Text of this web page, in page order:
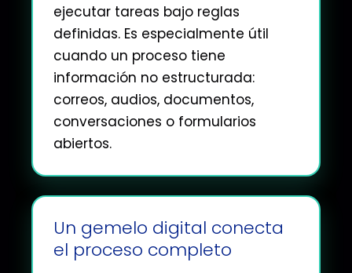
ejecutar tareas bajo reglas
definidas. Es especialmente útil
cuando un proceso tiene
información no estructurada:
correos, audios, documentos,
conversaciones o formularios
abiertos.
Un gemelo digital conecta
el proceso completo